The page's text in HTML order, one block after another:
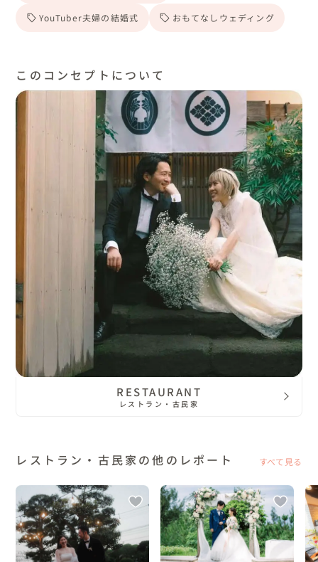
YouTuber夫婦の結婚式 おもてなしウェディング
このコンセプトについて
RESTAURANT
レストラン・古民家
レストラン・古民家の他のレポート すべて見る